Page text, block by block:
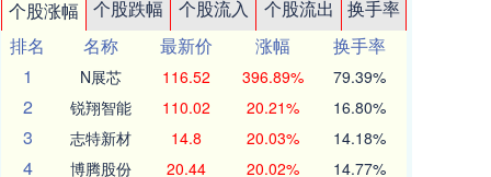
个股涨幅 个股跌幅 个股流入 个股流出
换手率
排名
名称 最新价 涨幅
换手率
1
N展芯 116.52 396.89% 79.39%
2 锐翔智能 110.02 20.21% 16.80%
3 志特新材 14.8 20.03% 14.18%
4 博腾股份 20.44 20.02% 14.77%